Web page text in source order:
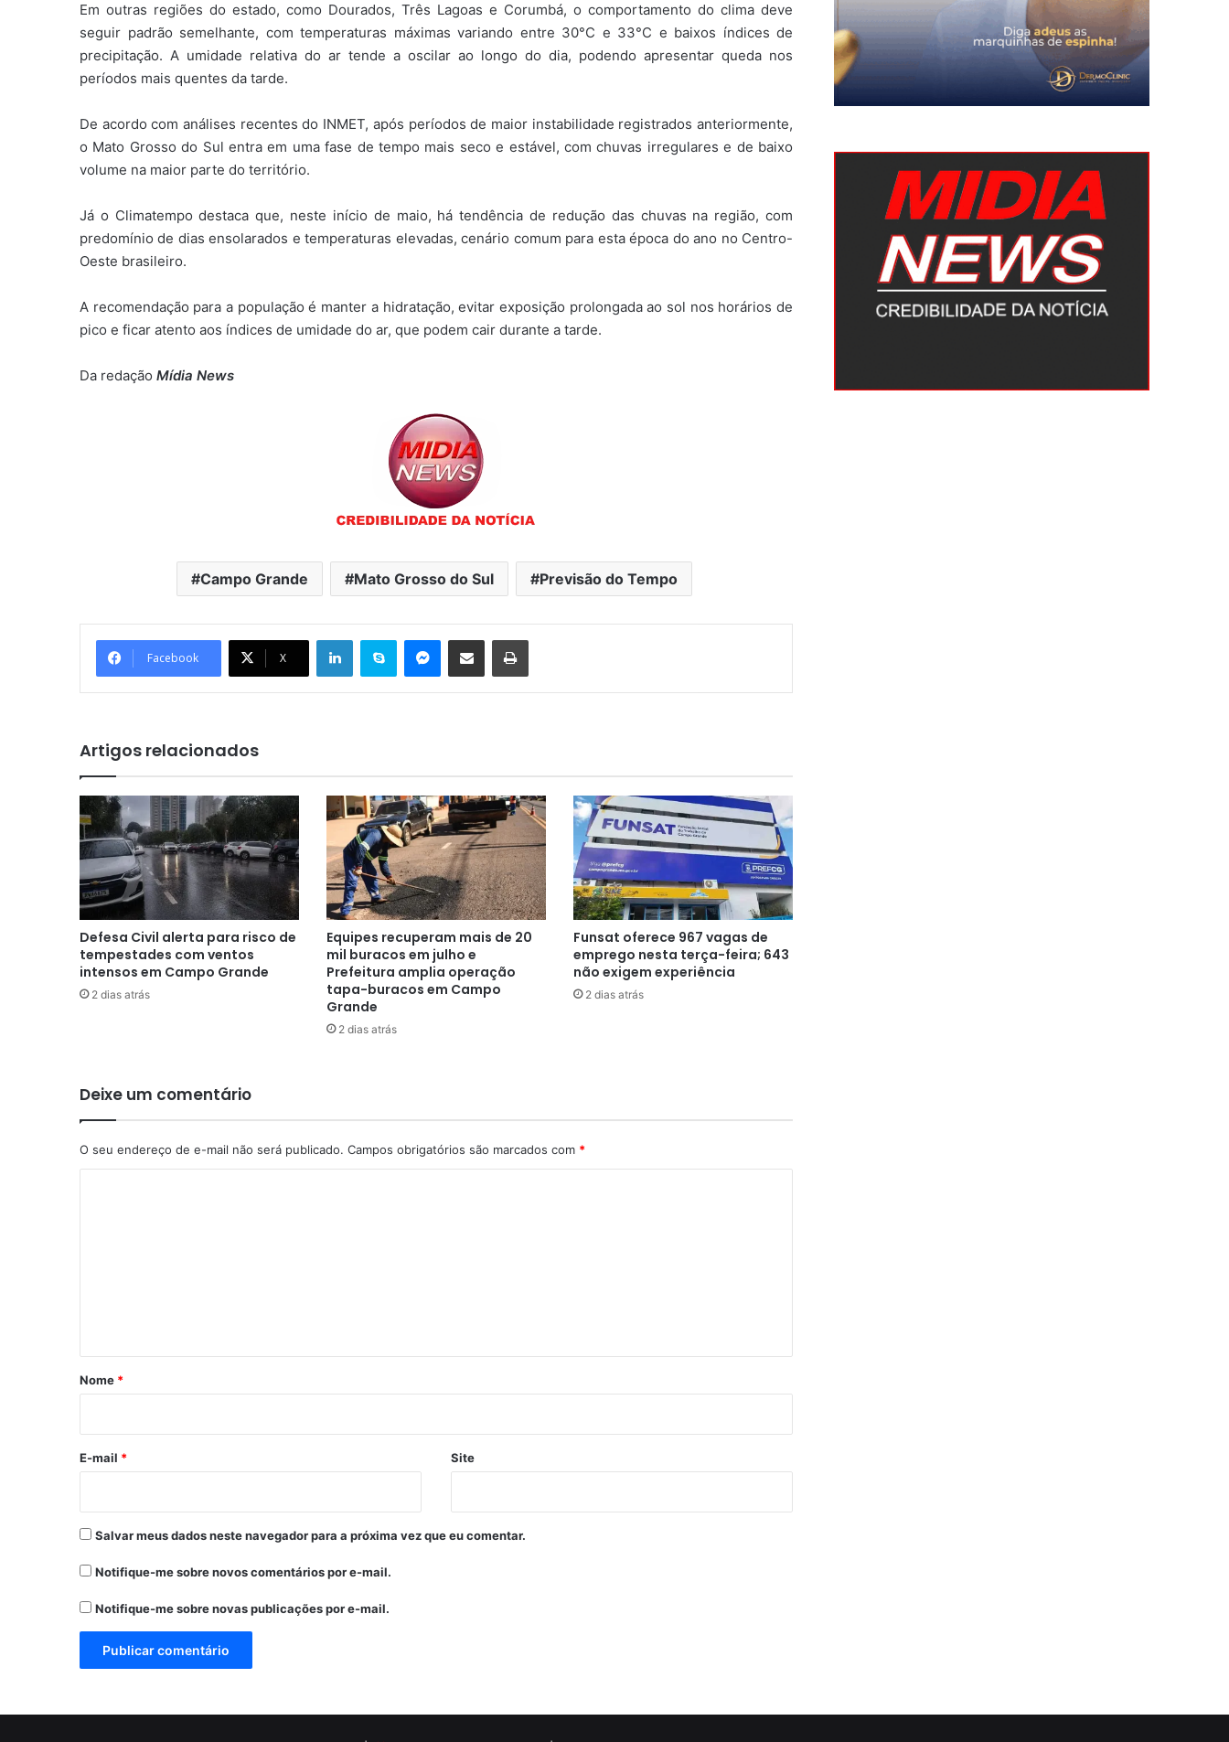
Em outras regiões do estado, como Dourados, Três Lagoas e Corumbá, o comportamento do clima deve
seguir padrão semelhante, com temperaturas máximas variando entre 30°C e 33°C e baixos índices de
precipitação. A umidade relativa do ar tende a oscilar ao longo do dia, podendo apresentar queda nos
períodos mais quentes da tarde.
De acordo com análises recentes do INMET, após períodos de maior instabilidade registrados anteriormente,
o Mato Grosso do Sul entra em uma fase de tempo mais seco e estável, com chuvas irregulares e de baixo
volume na maior parte do território.
Já o Climatempo destaca que, neste início de maio, há tendência de redução das chuvas na região, com
predomínio de dias ensolarados e temperaturas elevadas, cenário comum para esta época do ano no Centro-
Oeste brasileiro.
A recomendação para a população é manter a hidratação, evitar exposição prolongada ao sol nos horários de
pico e ficar atento aos índices de umidade do ar, que podem cair durante a tarde.
Da redação Mídia News
Campo Grande Mato Grosso do Sul Previsão do Tempo
Facebook X
Artigos relacionados
Defesa Civil alerta para risco de
tempestades com ventos
intensos em Campo Grande
2 dias atrás
Equipes recuperam mais de 20
mil buracos em julho e
Prefeitura amplia operação
tapa-buracos em Campo
Grande
2 dias atrás
Funsat oferece 967 vagas de
emprego nesta terça-feira; 643
não exigem experiência
2 dias atrás
Deixe um comentário
O seu endereço de e-mail não será publicado. Campos obrigatórios são marcados com *
r
*
Nome *
E-mail * Site
Salvar meus dados neste navegador para a próxima vez que eu comentar.
Notifique-me sobre novos comentários por e-mail.
Notifique-me sobre novas publicações por e-mail.